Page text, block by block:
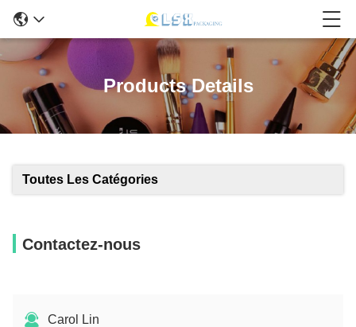
Products Details
Toutes Les Catégories
Contactez-nous
Carol Lin